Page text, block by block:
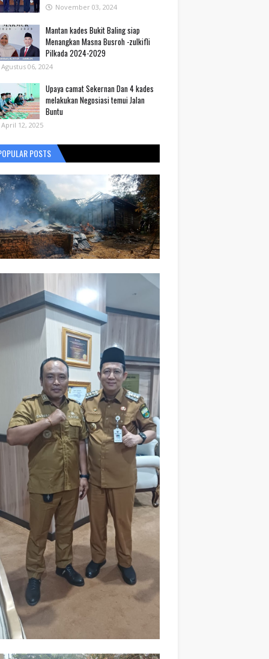
November 03, 2024
Mantan kades Bukit Baling siap
Menangkan Masna Busroh -zulkifli
Pilkada 2024-2029
Agustus 06, 2024
Upaya camat Sekernan Dan 4 kades
melakukan Negosiasi temui Jalan
Buntu
April 12, 2025
POSTS